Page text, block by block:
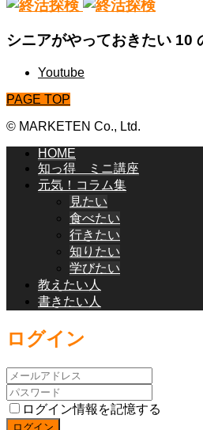
シニアがやっておきたい 10
Youtube
PAGE TOP
© MARKETEN Co., Ltd.
HOME
知っ得 ミニ講座
元気！コラム集
見たい
食べたい
行きたい
知りたい
学びたい
教えたい人
書きたい人
ログイン
ログイン情報を記憶する